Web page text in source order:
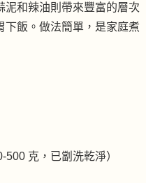
泥和辣油則帶來豐富的層次
下飯。做法簡單，是家庭煮
克，已劏洗乾淨）